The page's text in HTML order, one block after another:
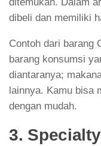
dibeli dan memiliki
Contoh dari barang
barang konsumsi
diantaranya;
lainnya. Kamu bisa
dengan mudah.
3.